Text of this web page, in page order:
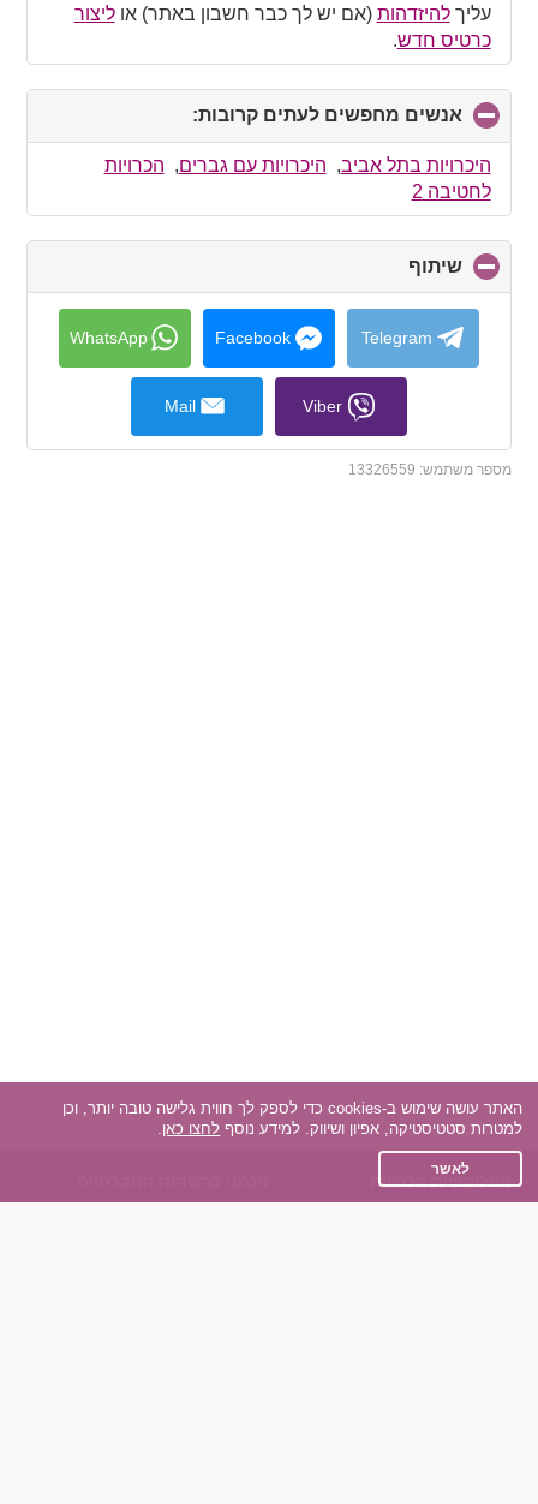
עליךלהיזדהות (אם יש לך כבר חשבון באתר) אוליצור
כרטיס חדש.
אנשים מחפשים לעתים קרובות:
to
collapse
היכרויות בתל אביב, היכרויות עם גברים, הכרויות
לחטיבה 2
שיתוף
to
collapse
contents
Telegram
Facebook
WhatsApp
Viber
Mail
מספר משתמש: 13326559
אפליקציית הכרויות
האתר עושה שימוש ב-cookies כדי לספק לך חווית גלישה טובה יותר, וכן
למטרות סטטיסטיקה, אפיון ושיווק. למידע נוסף לחצו כאן.
לאשר